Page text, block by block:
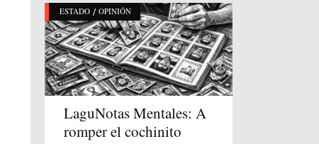
ESTADO / OPINIÓN
LaguNotas Mentales: A
romper el cochinito